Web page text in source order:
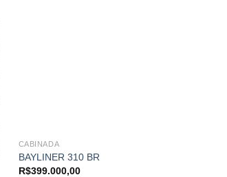
CABINADA
BAYLINER 310 BR
R$399.000,00